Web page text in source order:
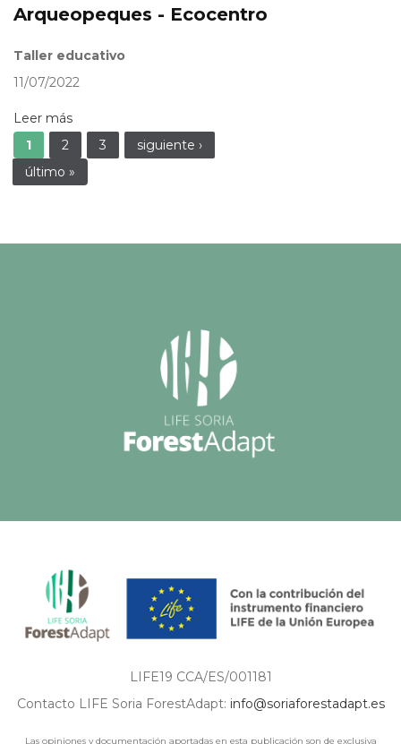
Arqueopeques - Ecocentro
Taller educativo
11/07/2022
Leer más
Páginas
1 2 3
siguiente ›
último »
LIFE19 CCA/ES/001181
Contacto LIFE Soria ForestAdapt: info@soriaforestadapt.es
Las opiniones y documentación aportadas en esta publicación son de exclusiva